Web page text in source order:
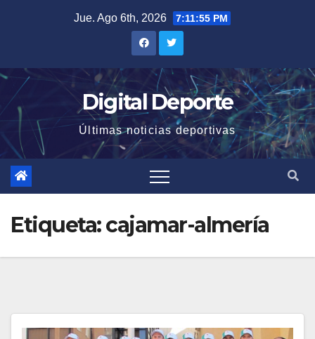
Jue. Ago 6th, 2026 7:11:56 PM
Digital Deporte
Últimas noticias deportivas
Etiqueta:cajamar-almería